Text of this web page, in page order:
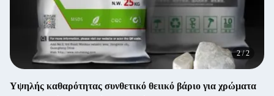
2/2
Υψηλής καθαρότητας συνθετικό θειικό βάριο για χρώματα